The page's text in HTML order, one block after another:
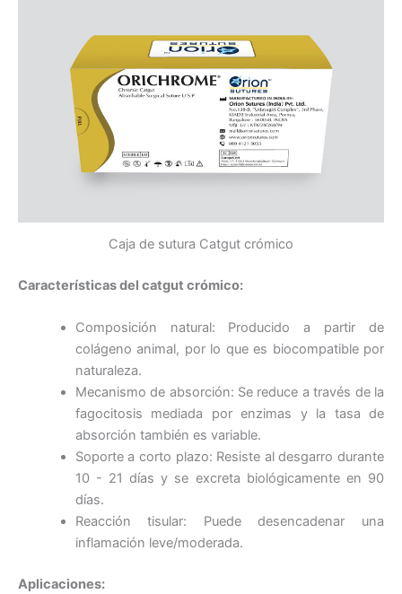
Caja de sutura Catgut crómico
Características del catgut crómico:
Composición natural: Producido a partir de
colágeno animal, por lo que es biocompatible por
naturaleza.
Mecanismo de absorción: Se reduce a través de la
fagocitosis mediada por enzimas y la tasa de
absorción también es variable.
Soporte a corto plazo: Resiste al desgarro durante
10 - 21 días y se excreta biológicamente en 90
días.
Reacción tisular: Puede desencadenar una
inflamación leve/moderada.
Aplicaciones: